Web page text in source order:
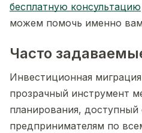
бесплатную консультацию
можем помочь именно
Часто
Инвестиционная
прозрачный инструмент
планирования, доступный
предпринимателям по